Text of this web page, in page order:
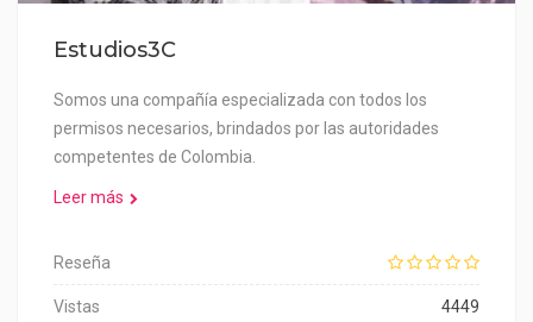
Estudios3C
Somos una compañía especializada con todos los
permisos necesarios, brindados por las autoridades
competentes de Colombia.
Leer más
Reseña
Vistas 4449